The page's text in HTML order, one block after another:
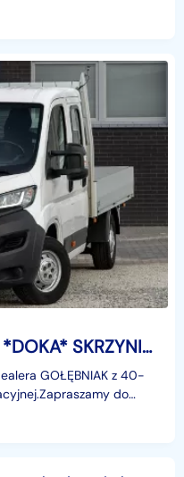
- piątek 08:00 - 16
Peugeot Boxer 7-OSÓB *DOKA* SKRZYNIA 165KM NISKI PRZEBIEG | webasto tempomat ekran
GOŁĘBNIAK z 40-
do
- piątek 08:00 - 16